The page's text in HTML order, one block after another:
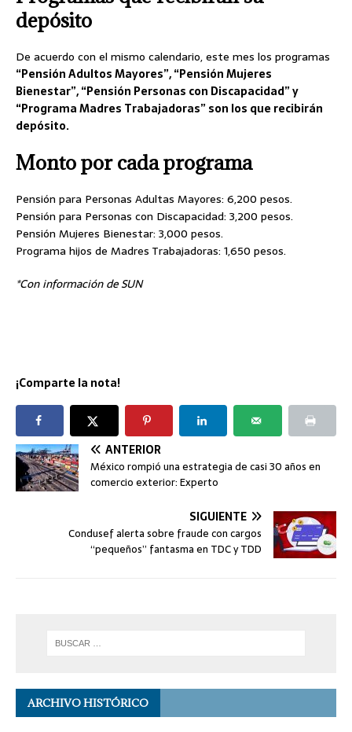
depósito
De acuerdo con el mismo calendario, este mes los programas
“Pensión Adultos Mayores”, “Pensión Mujeres
Bienestar”, “Pensión Personas con Discapacidad” y
“Programa Madres Trabajadoras” son los que recibirán
depósito.
Monto por cada programa
Pensión para Personas Adultas Mayores: 6,200 pesos.
Pensión para Personas con Discapacidad: 3,200 pesos.
Pensión Mujeres Bienestar: 3,000 pesos.
Programa hijos de Madres Trabajadoras: 1,650 pesos.
*Con información de SUN
¡Comparte la nota!
ANTERIOR
México rompió una estrategia de casi 30 años en
comercio exterior: Experto
SIGUIENTE
Condusef alerta sobre fraude con cargos
“pequeños” fantasma en TDC y TDD
ARCHIVO HISTÓRICO